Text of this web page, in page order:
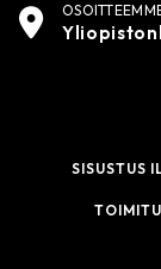
SISUSTUS